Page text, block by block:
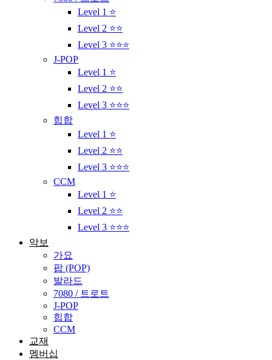
Level 1 ⭐
Level 2 ⭐⭐
Level 3 ⭐⭐⭐
J-POP
Level 1 ⭐
Level 2 ⭐⭐
Level 3 ⭐⭐⭐
힙합
Level 1 ⭐
Level 2 ⭐⭐
Level 3 ⭐⭐⭐
CCM
Level 1 ⭐
Level 2 ⭐⭐
Level 3 ⭐⭐⭐
악보
가요
팝 (POP)
발라드
7080 / 트로트
J-POP
힙합
CCM
교재
멤버십